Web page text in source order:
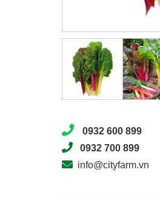
0932 600 899
0932 700 899
info@cityfarm.vn